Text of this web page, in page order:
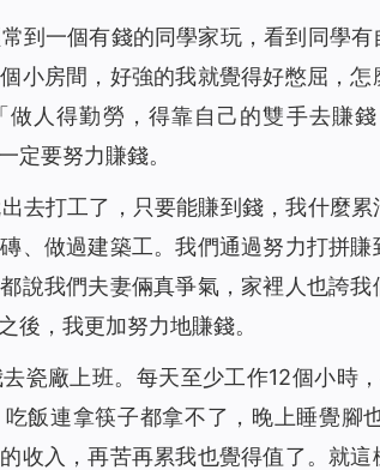
主重歸（有聲讀物）
近神我不再缺席（有聲讀物）
誠實人大膽地說NO（有聲讀物）
是兩碼事（有聲讀物）
作（有聲讀物）
死亡邊緣救回（有聲讀物）
嗎
巫醫」的苦害（有聲讀物）
圍攻（有聲讀物）
」（有聲讀物）
讀物）
到一個有錢的同學家玩，看到同學有
小房間，好強的我就覺得好憋屈，
做人得勤勞，得靠自己的雙手去賺
定要努力賺錢。
去打工了，只要能賺到錢，我什麼
、做過建築工。我們通過努力打拼
說我們夫妻倆真爭氣，家裡人也誇
後，我更加努力地賺錢。
瓷廠上班。每天至少工作12個小時
飯連拿筷子都拿不了，晚上睡覺腳
收入，再苦再累我也覺得值了。就